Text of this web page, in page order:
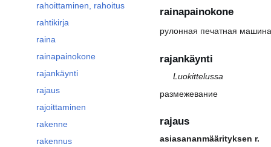
rahoittaminen, rahoitus
rahtikirja
raina
rainapainokone
rajankäynti
rajaus
rajoittaminen
rakenne
rakennus
rainapainokone
рулонная печатная машина
rajankäynti
Luokittelussa
размежевание
rajaus
asiasananmäärityksen r.